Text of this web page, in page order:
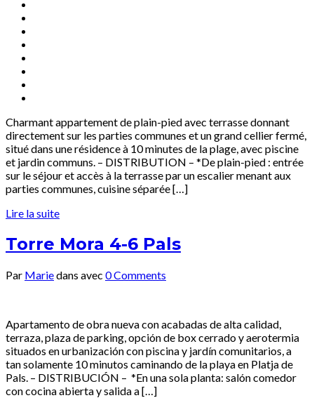
Charmant appartement de plain-pied avec terrasse donnant
directement sur les parties communes et un grand cellier fermé,
situé dans une résidence à 10 minutes de la plage, avec piscine
et jardin communs. – DISTRIBUTION – *De plain-pied : entrée
sur le séjour et accès à la terrasse par un escalier menant aux
parties communes, cuisine séparée […]
Lire la suite
Torre Mora 4-6 Pals
Par Mariedans avec 0 Comments
Apartamento de obra nueva con acabadas de alta calidad,
terraza, plaza de parking, opción de box cerrado y aerotermia
situados en urbanización con piscina y jardín comunitarios, a
tan solamente 10 minutos caminando de la playa en Platja de
Pals. – DISTRIBUCIÓN – *En una sola planta: salón comedor
con cocina abierta y salida a […]